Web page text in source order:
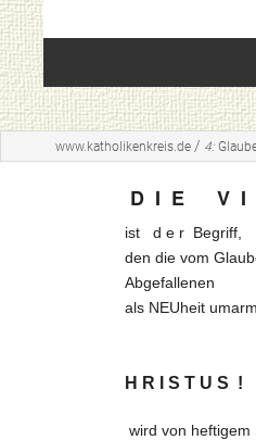
Startseite
Unsere Leitideen
Glaube und geistl. Leben
Weltkirche und Ortskirche
www.katholikenkreis.de / 4:
D I E V I
ist d e r Begriff,
den die vom
Abgefallenen
als NEUheit
H R I S T U S !
wird von heftigem